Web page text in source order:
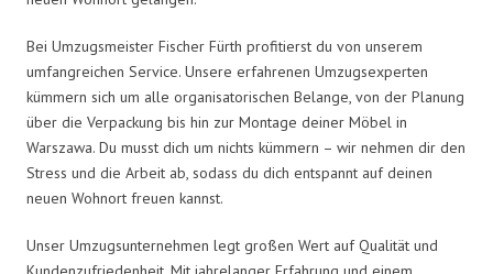
Bei Umzugsmeister Fischer Fürth profitierst du von unserem
umfangreichen Service. Unsere erfahrenen Umzugsexperten
kümmern sich um alle organisatorischen Belange, von der Planung
über die Verpackung bis hin zur Montage deiner Möbel in
Warszawa. Du musst dich um nichts kümmern – wir nehmen dir den
Stress und die Arbeit ab, sodass du dich entspannt auf deinen
neuen Wohnort freuen kannst.
Unser Umzugsunternehmen legt großen Wert auf Qualität und